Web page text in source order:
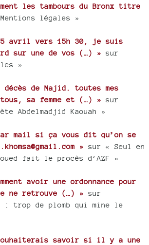
les tambours du Bronx titre
légales »
avril vers 15h 30, je suis
sur une de vos (…) » sur
»
décès de Majid. toutes mes
tous, sa femme et (…) » sur
Abdelmadjid Kaouah »
mail si ça vous dit qu’on se
» sur « Seul en
fait le procès d’AZF »
avoir une ordonnance pour
ne retrouve (…) » sur
: trop de plomb qui mine le
savoir si il y a une